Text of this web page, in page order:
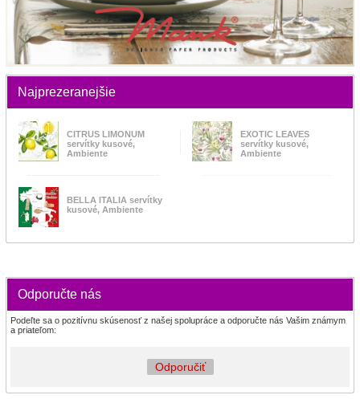
Najprezeranejšie
CITRUS LIMONUM
servítky kusové,
Ambiente
EXOTIC LEAVES
servítky kusové,
Ambiente
BELLA ITALIA servítky
kusové, Ambiente
Odporučte nás
Podeľte sa o pozitívnu skúsenosť z našej spolupráce a odporučte nás Vašim známym
a priateľom:
Odporučiť